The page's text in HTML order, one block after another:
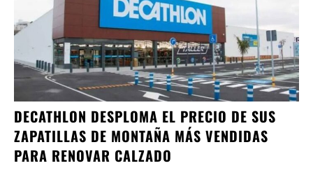
DECATHLON DESPLOMA EL PRECIO DE SUS
ZAPATILLAS DE MONTAÑA MÁS VENDIDAS
PARA RENOVAR CALZADO